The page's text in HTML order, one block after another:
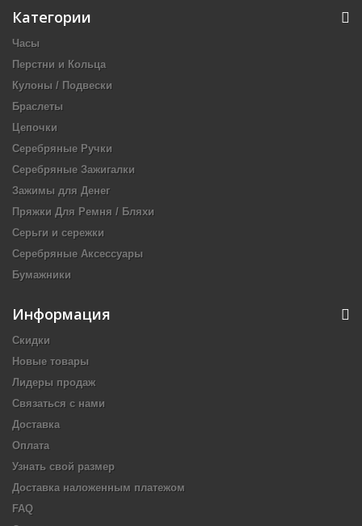
Категории
Часы
Перстни и Кольца
Кулоны / Подвески
Браслеты
Цепочки
Серебряные Ручки
Серебряные Зажигалки
Зажимы для Денег
Пряжки Для Ремня / Бляхи
Серьги и сережки
Серебряные Аксессуары
Бумажники
Информация
Скидки
Новые товары
Лидеры продаж
Связаться с нами
Доставка
Оплата
Узнать свой размер
Доставка наложенным платежом
FAQ